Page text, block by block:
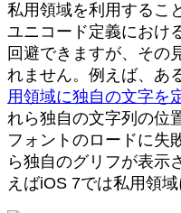
私用領域を利用するこ
ユニコード定義におけ
回避できますが、その
れません。例えば、あ
用領域に独自の文字を
れら独自の文字列の位
フォントのロードに失
ら独自のグリフが表示
えばiOS 7では私用領